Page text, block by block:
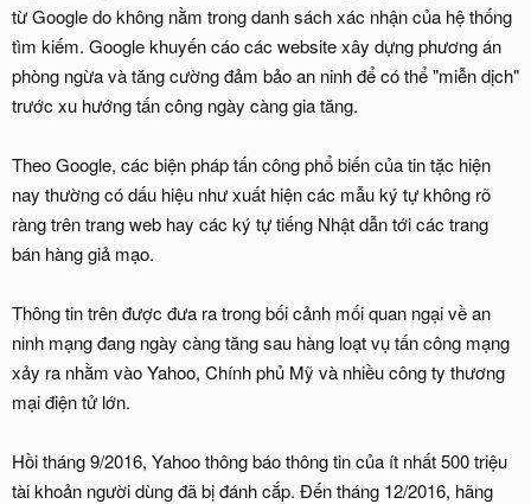
từ Google do không nằm trong danh sách xác nhận của hệ thống
tìm kiếm. Google khuyến cáo các website xây dựng phương án
phòng ngừa và tăng cường đảm bảo an ninh để có thể "miễn dịch"
trước xu hướng tấn công ngày càng gia tăng.
Theo Google, các biện pháp tấn công phổ biến của tin tặc hiện
nay thường có dấu hiệu như xuất hiện các mẫu ký tự không rõ
ràng trên trang web hay các ký tự tiếng Nhật dẫn tới các trang
bán hàng giả mạo.
Thông tin trên được đưa ra trong bối cảnh mối quan ngại về an
ninh mạng đang ngày càng tăng sau hàng loạt vụ tấn công mạng
xảy ra nhằm vào Yahoo, Chính phủ Mỹ và nhiều công ty thương
mại điện tử lớn.
Hồi tháng 9/2016, Yahoo thông báo thông tin của ít nhất 500 triệu
tài khoản người dùng đã bị đánh cắp. Đến tháng 12/2016, hãng